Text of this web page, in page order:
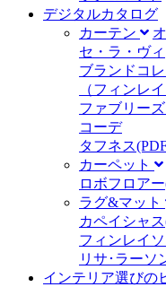
デジタルカタログ
カーテン
セ・ラ・ヴィ
ブランドコ
（フィンレ
ファブリー
コーデ
タフネス
カーペット
ロボフロアー
ラグ&マット
カペイシャス
フィンレイ
リサ･ラーソ
インテリア選びの